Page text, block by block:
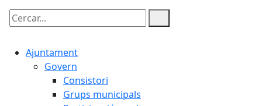
Cercar:
Ajuntament
Govern
Consistori
Grups municipals